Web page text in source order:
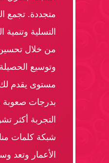
متجددة. تجمع
التسلية وتنمية
من خلال
وتوسيع
مستوى يقدم لك
بدرجات صعوبة
التجربة أكثر
شبكة كلمات
الأعمار وتعد